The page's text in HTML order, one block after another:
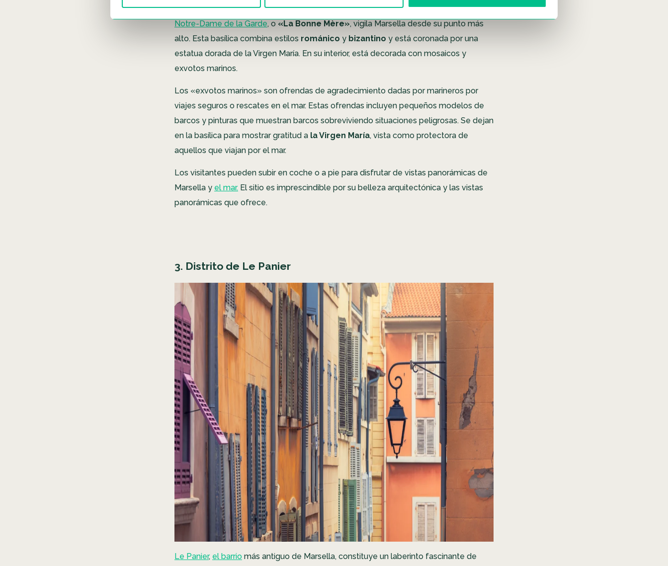
Notre-Dame de la Garde, o «La Bonne Mère», vigila Marsella desde su punto más
alto. Esta basílica combina estilos románico y bizantino y está coronada por una
estatua dorada de la Virgen María. En su interior, está decorada con mosaicos y
exvotos marinos.
Los «exvotos marinos» son ofrendas de agradecimiento dadas por marineros por
viajes seguros o rescates en el mar. Estas ofrendas incluyen pequeños modelos de
barcos y pinturas que muestran barcos sobreviviendo situaciones peligrosas. Se dejan
en la basílica para mostrar gratitud a la Virgen María, vista como protectora de
aquellos que viajan por el mar.
Los visitantes pueden subir en coche o a pie para disfrutar de vistas panorámicas de
Marsella y el mar. El sitio es imprescindible por su belleza arquitectónica y las vistas
panorámicas que ofrece.
3. Distrito de Le Panier
Le Panier, el barrio más antiguo de Marsella, constituye un laberinto fascinante de